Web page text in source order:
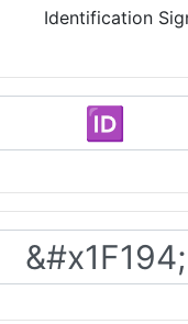
Identification